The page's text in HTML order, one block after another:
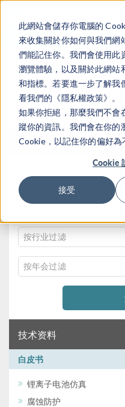
此網站會儲存你電腦的
來收集關於你如何與我們網
們能記住你。我們會使用此
瀏覽體驗，以及關於此網站
和指標。若要進一步了解我
看我們的《隱私權政策》。
如果你拒絕，那麼我們不會
蹤你的資訊。我們會在你的
Cookie，以記住你的偏好為
Cookie
接受
论文和技术资
快速搜索
按物理领域过滤
按行业过滤
按年会过滤
技术资料
白皮书
锂离子电池仿真
腐蚀防护